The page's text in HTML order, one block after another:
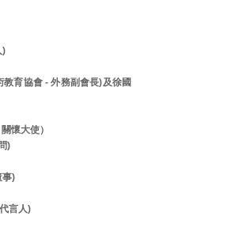
)
育協會 - 外務副會長)及徐國
懷大使）
)
事)
言人)